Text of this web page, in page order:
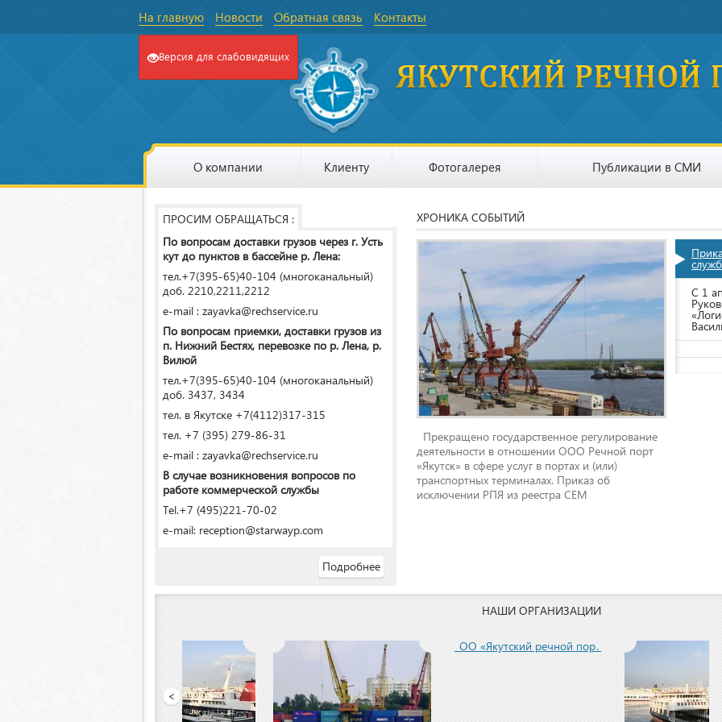
На главную Новости Обратная связь Контакты
Версия для слабовидящих
О компании Клиенту Фотогалерея Публикации в СМИ
ПРОСИМ ОБРАЩАТЬСЯ :
По вопросам доставки грузов через г. Усть
кут до пунктов в бассейне р. Лена:
тел.+7(395-65)40-104 (многоканальный)
доб. 2210,2211,2212
e-mail : zayavka@rechservice.ru
По вопросам приемки, доставки грузов из
п. Нижний Бестях, перевозке по р. Лена, р.
Вилюй
тел.+7(395-65)40-104 (многоканальный)
доб. 3437, 3434
тел. в Якутске +7(4112)317-315
тел. +7 (395) 279-86-31
e-mail : zayavka@rechservice.ru
В случае возникновения вопросов по
работе коммерческой службы
Tel.+7 (495)221-70-02
e-mail: reception@starwayp.com
Подробнее
ХРОНИКА СОБЫТИЙ
Прекращено государственное регулирование
деятельности в отношении ООО Речной порт
«Якутск» в сфере услуг в портах и (или)
транспортных терминалах. Приказ об
исключении РПЯ из реестра СЕМ
С 1
НАШИ ОРГАНИЗАЦИИ
<
ООО «Якутский речной порт»